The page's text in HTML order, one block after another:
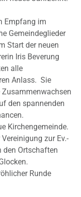
Empfang im
Gemeindeglieder
Start der neuen
Iris Beverung
alle
Anlass. Sie
den spannenden
Kirchengemeinde.
zur Ev.-
den Ortschaften
Runde